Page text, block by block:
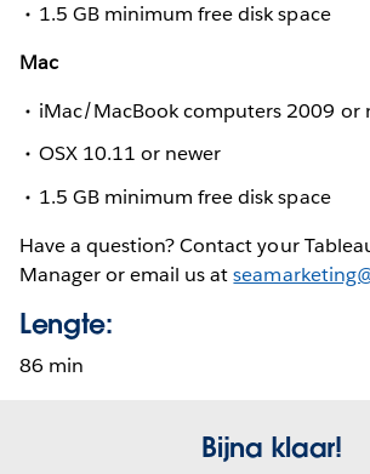
1.5 GB minimum free disk space
Mac
iMac/MacBook computers 2009 or
OSX 10.11 or newer
1.5 GB minimum free disk space
Have a question? Contact your
Manager or email us at
Lengte:
86 min
Bijna klaar!